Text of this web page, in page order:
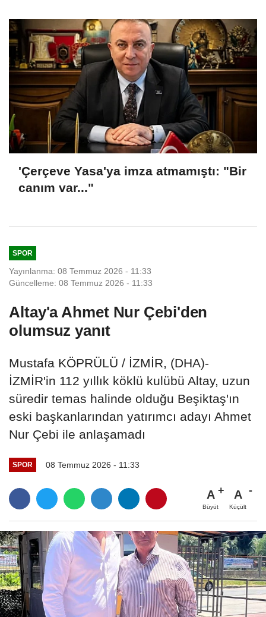
'Çerçeve Yasa'ya imza atmamıştı: "Bir
canım var..."
SPOR
Yayınlanma: 08 Temmuz 2026 - 11:33
Güncelleme: 08 Temmuz 2026 - 11:33
Altay'a Ahmet Nur Çebi'den
olumsuz yanıt
Mustafa KÖPRÜLÜ / İZMİR, (DHA)-
İZMİR'in 112 yıllık köklü kulübü Altay, uzun
süredir temas halinde olduğu Beşiktaş'ın
eski başkanlarından yatırımcı adayı Ahmet
Nur Çebi ile anlaşamadı
SPOR 08 Temmuz 2026 - 11:33
A
Büyüt
A
Küçült